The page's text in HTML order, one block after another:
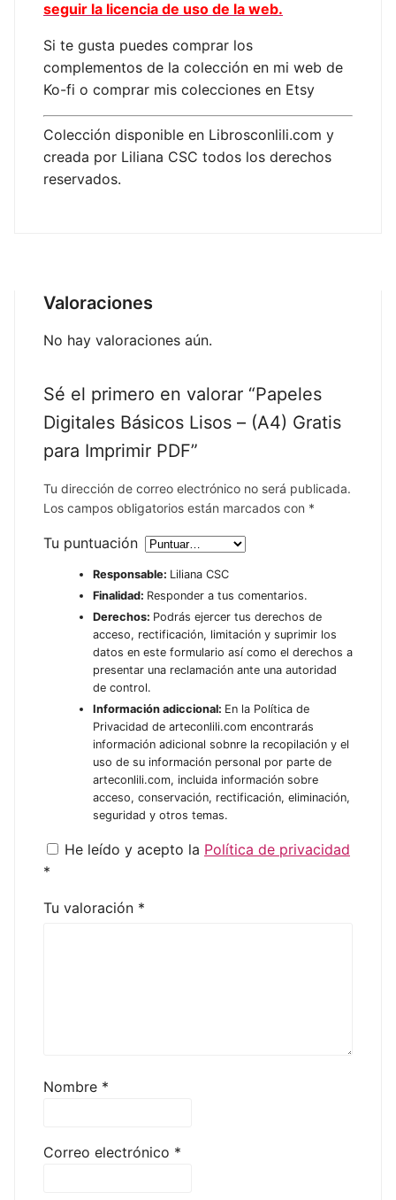
seguir la licencia de uso de la web.
Si te gusta puedes comprar los
complementos de la colección en mi web de
Ko-fi o comprar mis colecciones en Etsy
Colección disponible en Librosconlili.com y
creada por Liliana CSC todos los derechos
reservados.
Valoraciones
No hay valoraciones aún.
Sé el primero en valorar “Papeles
Digitales Básicos Lisos – (A4) Gratis
para Imprimir PDF”
Tu dirección de correo electrónico no será publicada.
Los campos obligatorios están marcados con *
Tu puntuación
Tu valoración *
Nombre *
Correo electrónico *
Responsable: Liliana CSC
Finalidad: Responder a tus comentarios.
Derechos: Podrás ejercer tus derechos de
acceso, rectificación, limitación y suprimir los
datos en este formulario así como el derechos a
presentar una reclamación ante una autoridad
de control.
Información adiccional: En la Política de
Privacidad de arteconlili.com encontrarás
información adicional sobnre la recopilación y el
uso de su información personal por parte de
arteconlili.com, incluida información sobre
acceso, conservación, rectificación, eliminación,
seguridad y otros temas.
He leído y acepto la Política de privacidad
*